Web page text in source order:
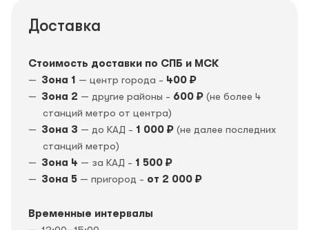
Доставка
Стоимость доставки по СПБ и МСК
Зона 1 — центр города - 400 ₽
Зона 2 — другие районы - 600 ₽ (не более 4
станций метро от центра)
Зона 3 — до КАД - 1 000 ₽ (не далее последних
станций метро)
Зона 4 — за КАД - 1 500 ₽
Зона 5 — пригород - от 2 000 ₽
Временные интервалы